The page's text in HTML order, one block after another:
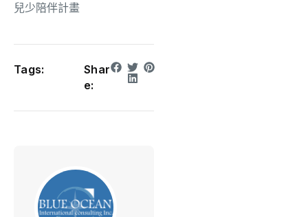
兒少陪伴計畫
Tags:
Shar
e: